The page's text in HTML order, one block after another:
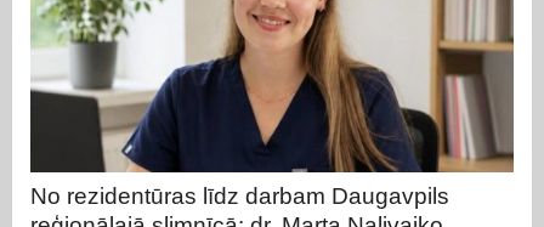
No rezidentūras līdz darbam Daugavpils